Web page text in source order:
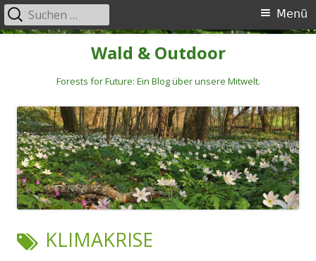
Wald & Outdoor
Forests for Future: Ein Blog über unsere Mitwelt.
Primäres
Menü
Suchen
nach:
SCHLAGWORT:
KLIMAKRISE